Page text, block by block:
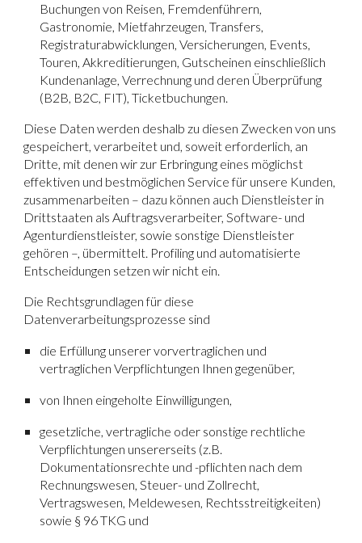
Buchungen von Reisen, Fremdenführern,
Gastronomie, Mietfahrzeugen, Transfers,
Registraturabwicklungen, Versicherungen, Events,
Touren, Akkreditierungen, Gutscheinen einschließlich
Kundenanlage, Verrechnung und deren Überprüfung
(B2B, B2C, FIT), Ticketbuchungen.
Diese Daten werden deshalb zu diesen Zwecken von uns
gespeichert, verarbeitet und, soweit erforderlich, an
Dritte, mit denen wir zur Erbringung eines möglichst
effektiven und bestmöglichen Service für unsere Kunden,
zusammenarbeiten – dazu können auch Dienstleister in
Drittstaaten als Auftragsverarbeiter, Software- und
Agenturdienstleister, sowie sonstige Dienstleister
gehören –, übermittelt. Profiling und automatisierte
Entscheidungen setzen wir nicht ein.
Die Rechtsgrundlagen für diese
Datenverarbeitungsprozesse sind
die Erfüllung unserer vorvertraglichen und
vertraglichen Verpflichtungen Ihnen gegenüber,
von Ihnen eingeholte Einwilligungen,
gesetzliche, vertragliche oder sonstige rechtliche
Verpflichtungen unsererseits (z.B.
Dokumentationsrechte und -pflichten nach dem
Rechnungswesen, Steuer- und Zollrecht,
Vertragswesen, Meldewesen, Rechtsstreitigkeiten)
sowie § 96 TKG und